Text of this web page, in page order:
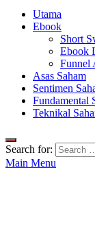
Utama
Ebook
Short
Ebook
Funnel
Asas Saham
Sentimen
Fundamental
Teknikal
Search for:
Main Menu